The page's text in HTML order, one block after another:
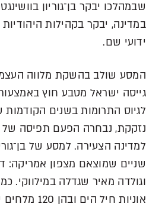
שבמהלכו יבקר בן־גוריון
במדינה, יבקר בקהילות
ידועי שם.
המסע שולב בהשקת מלווה
גייסה ישראל מטבע חוץ
לגיוס התרומות בשנים
נזקקת, נבחרה הפעם תפיסה
למדינה הצעירה. למסע של
שניים שמוצאם מצפון אמריקה:
וגולדה מאיר שגדלה במילווקי.
אוניות חיל הים ובהן 120 מלחים ישראלים.